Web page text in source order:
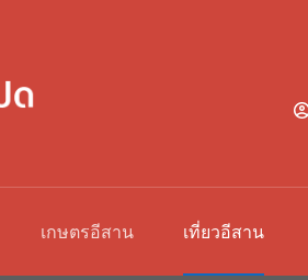
เกษตรอีสาน เที่ยวอีสาน